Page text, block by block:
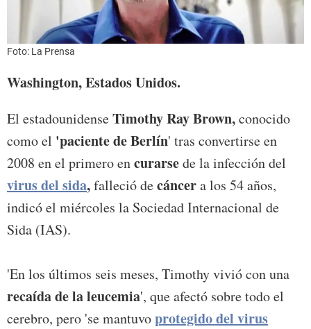
Foto: La Prensa
Washington, Estados Unidos.
El estadounidenseTimothy Ray Brown,conocido
como el 'paciente de Berlín' tras convertirse en
2008 en el primero encurarsede la infección del
virus del sida,falleció decáncera los 54 años,
indicó el miércoles la Sociedad Internacional de
Sida (IAS).
'En los últimos seis meses, Timothy vivió con una
recaída de la leucemia', que afectó sobre todo el
cerebro, pero 'se mantuvoprotegido del virus